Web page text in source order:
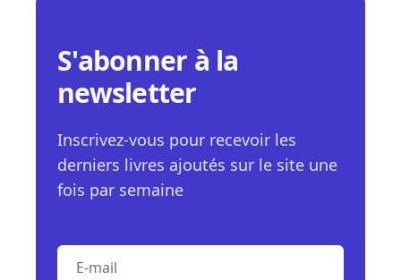
S'abonner à la
newsletter
Inscrivez-vous pour recevoir les
derniers livres ajoutés sur le site une
fois par semaine
E-mail